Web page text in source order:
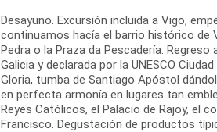
Desayuno. Excursión incluida a Vigo,
continuamos hacía el barrio histórico de
Pedra o la Praza da Pescadería.
Galicia y declarada por la UNESCO
Gloria, tumba de Santiago Apóstol
en perfecta armonía en lugares tan
Reyes Católicos, el Palacio de Rajoy, el
Francisco. Degustación de productos